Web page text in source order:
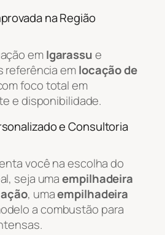
na Região
emIgarassue
referência emlocação de
foco total em
e disponibilidade.
e Consultoria
você na escolha do
seja umaempilhadeira
, umaempilhadeira
a combustão para